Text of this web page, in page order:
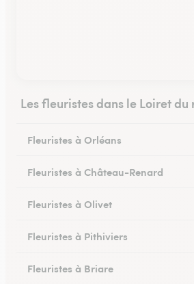
Les fleuristes dans le Loiret
Fleuristes à Orléans
Fleuristes à Château-Renard
Fleuristes à Olivet
Fleuristes à Pithiviers
Fleuristes à Briare